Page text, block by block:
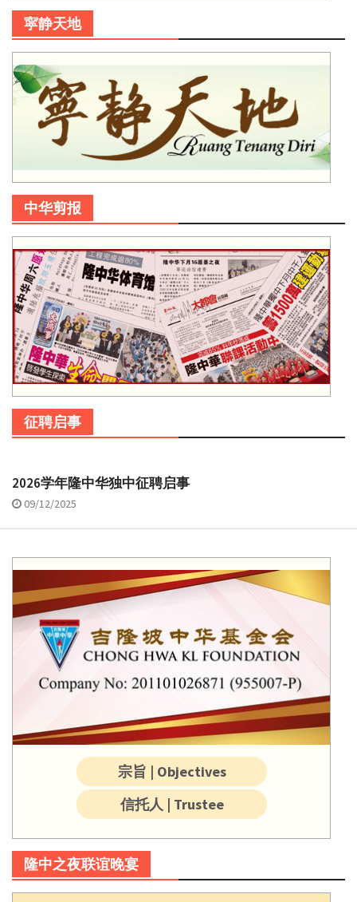
寜静天地
中华剪报
征聘启事
2026学年隆中华独中征聘启事
09/12/2025
宗旨 | Objectives
信托人 | Trustee
隆中之夜联谊晚宴